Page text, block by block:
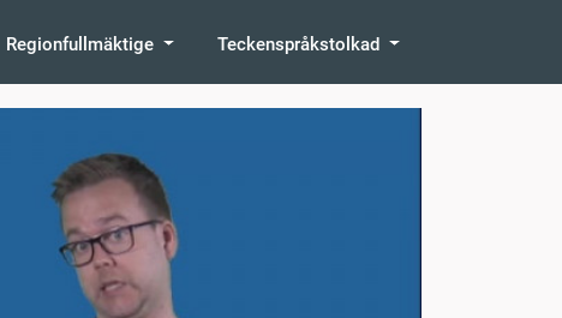
Regionfullmäktige Teckenspråkstolkad